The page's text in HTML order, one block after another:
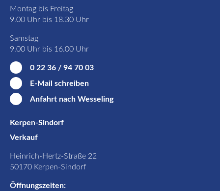
Montag bis Freitag
9.00 Uhr bis 18.30 Uhr
Samstag
9.00 Uhr bis 16.00 Uhr
0 22 36 / 94 70 03
E-Mail schreiben
Anfahrt nach Wesseling
Kerpen-Sindorf
Verkauf
Heinrich-Hertz-Straße 22
50170 Kerpen-Sindorf
Öffnungszeiten: